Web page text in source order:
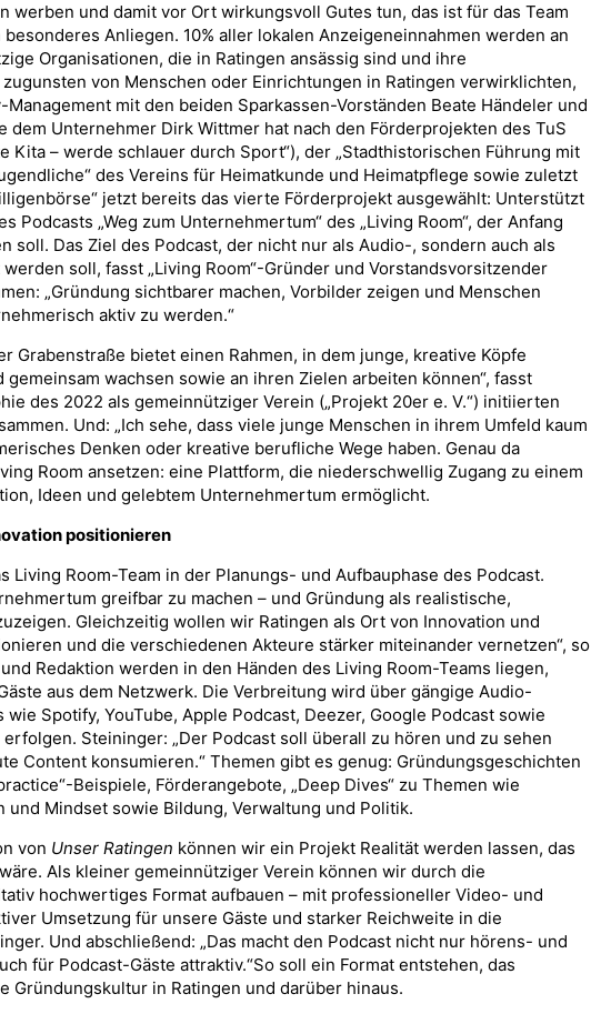
werben und damit vor Ort wirkungsvoll Gutes tun, das ist für das Team
besonderes Anliegen. 10% aller lokalen Anzeigeneinnahmen werden an
Organisationen, die in Ratingen ansässig sind und ihre
von Menschen oder Einrichtungen in Ratingen verwirklichten,
mit den beiden Sparkassen-Vorständen Beate Händeler und
dem Unternehmer Dirk Wittmer hat nach den Förderprojekten des TuS
Kita – werde schlauer durch Sport“), der „Stadthistorischen Führung mit
des Vereins für Heimatkunde und Heimatpflege sowie zuletzt
jetzt bereits das vierte Förderprojekt ausgewählt: Unterstützt
Podcasts „Weg zum Unternehmertum“ des „Living Room“, der Anfang
soll. Das Ziel des Podcast, der nicht nur als Audio-, sondern auch als
soll, fasst „Living Room“-Gründer und Vorstandsvorsitzender
„Gründung sichtbarer machen, Vorbilder zeigen und Menschen
aktiv zu werden.“
Grabenstraße bietet einen Rahmen, in dem junge, kreative Köpfe
gemeinsam wachsen sowie an ihren Zielen arbeiten können“, fasst
des 2022 als gemeinnütziger Verein („Projekt 20er e. V.“) initiierten
Und: „Ich sehe, dass viele junge Menschen in ihrem Umfeld kaum
Denken oder kreative berufliche Wege haben. Genau da
Room ansetzen: eine Plattform, die niederschwellig Zugang zu einem
Ideen und gelebtem Unternehmertum ermöglicht.
positionieren
Living Room-Team in der Planungs- und Aufbauphase des Podcast.
greifbar zu machen – und Gründung als realistische,
Gleichzeitig wollen wir Ratingen als Ort von Innovation und
und die verschiedenen Akteure stärker miteinander vernetzen“, so
Redaktion werden in den Händen des Living Room-Teams liegen,
aus dem Netzwerk. Die Verbreitung wird über gängige Audio-
Spotify, YouTube, Apple Podcast, Deezer, Google Podcast sowie
Steininger: „Der Podcast soll überall zu hören und zu sehen
Content konsumieren.“ Themen gibt es genug: Gründungsgeschichten
Beispiele, Förderangebote, „Deep Dives“ zu Themen wie
und Mindset sowie Bildung, Verwaltung und Politik.
von Unser Ratingen können wir ein Projekt Realität werden lassen, das
Als kleiner gemeinnütziger Verein können wir durch die
hochwertiges Format aufbauen – mit professioneller Video- und
Umsetzung für unsere Gäste und starker Reichweite in die
Und abschließend: „Das macht den Podcast nicht nur hörens- und
für Podcast-Gäste attraktiv.“So soll ein Format entstehen, das
Gründungskultur in Ratingen und darüber hinaus.